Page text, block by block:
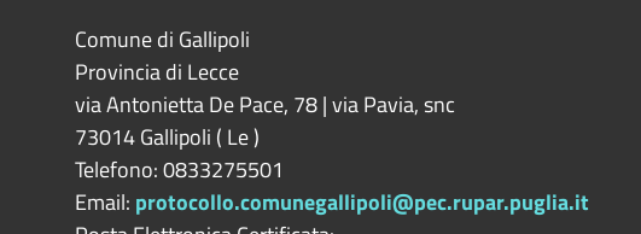
Comune di Gallipoli
Provincia di Lecce
via Antonietta De Pace, 78 | via Pavia, snc
73014Gallipoli ( Le)
Telefono: 0833275501
Email: protocollo.comunegallipoli@pec.rupar.puglia.it